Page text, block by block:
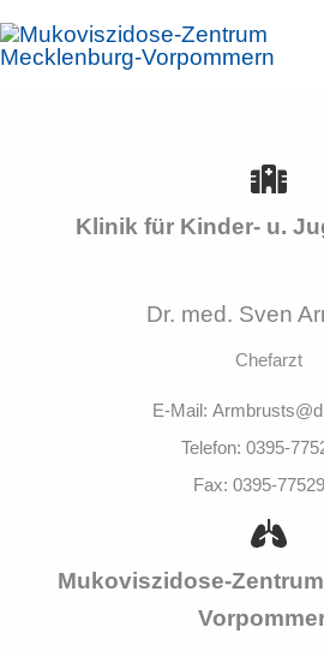
Zum
Inhalt
Klinik für Kinder- u.
Dr. med. Sven
Chefarzt
E-Mail:
Telefon: 0395-
Fax: 0395-
Mukoviszidose-